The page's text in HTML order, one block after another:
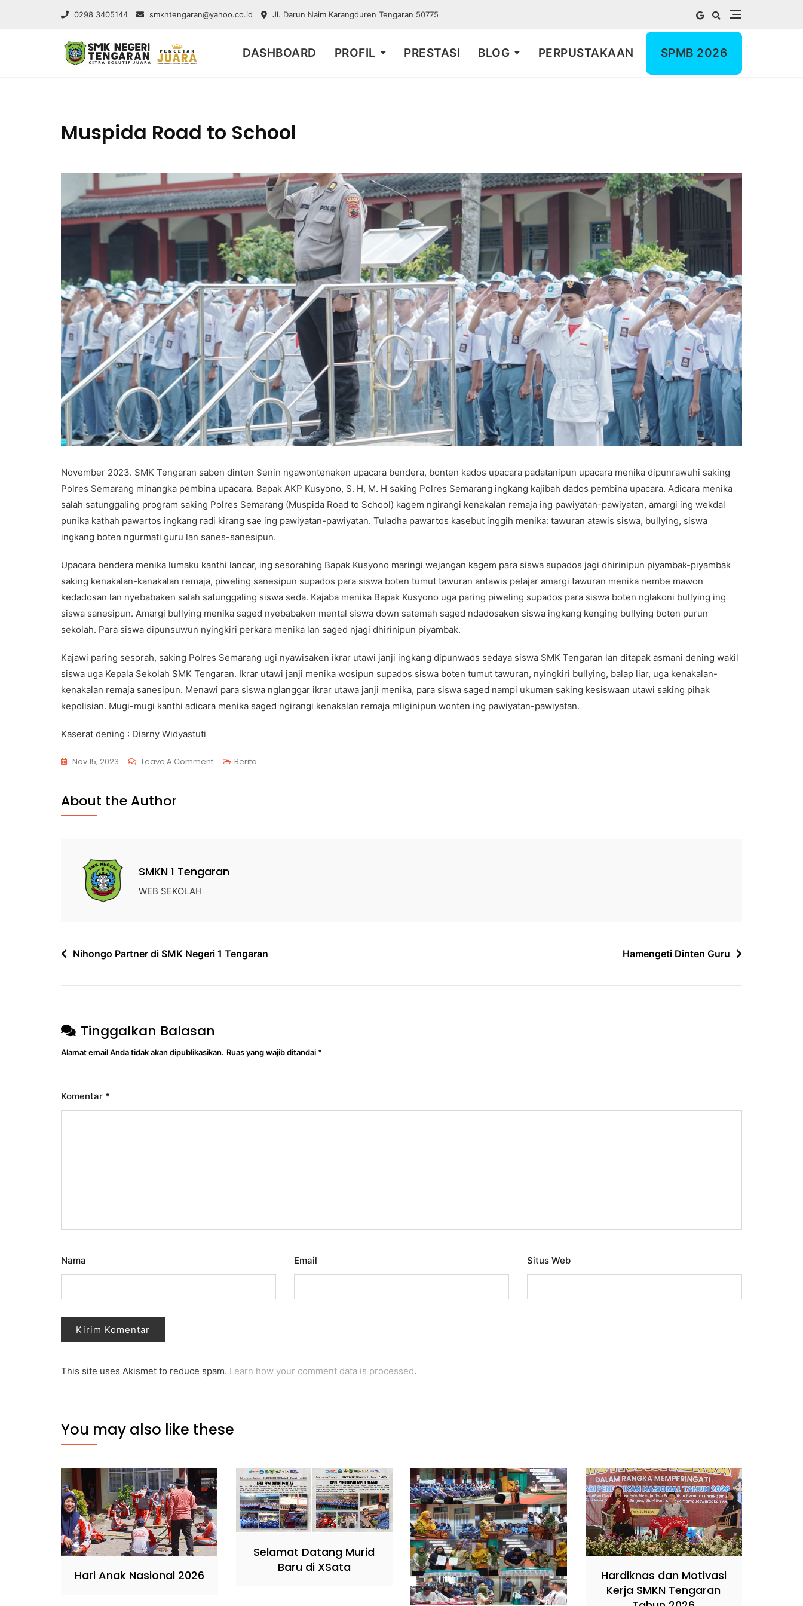
0298 3405144 smkntengaran@yahoo.co.id Jl. Darun Naim Karangduren Tengaran 50775
DASHBOARD PROFIL PRESTASI BLOG PERPUSTAKAAN SPMB 2026
Muspida Road to School
November 2023. SMK Tengaran saben dinten Senin ngawontenaken upacara bendera, bonten kados upacara padatanipun upacara menika dipunrawuhi saking
Polres Semarang minangka pembina upacara. Bapak AKP Kusyono, S. H, M. H saking Polres Semarang ingkang kajibah dados pembina upacara. Adicara menika
salah satunggaling program saking Polres Semarang (Muspida Road to School) kagem ngirangi kenakalan remaja ing pawiyatan-pawiyatan, amargi ing wekdal
punika kathah pawartos ingkang radi kirang sae ing pawiyatan-pawiyatan. Tuladha pawartos kasebut inggih menika: tawuran atawis siswa, bullying, siswa
ingkang boten ngurmati guru lan sanes-sanesipun.
Upacara bendera menika lumaku kanthi lancar, ing sesorahing Bapak Kusyono maringi wejangan kagem para siswa supados jagi dhirinipun piyambak-piyambak
saking kenakalan-kanakalan remaja, piweling sanesipun supados para siswa boten tumut tawuran antawis pelajar amargi tawuran menika nembe mawon
kedadosan lan nyebabaken salah satunggaling siswa seda. Kajaba menika Bapak Kusyono uga paring piweling supados para siswa boten nglakoni bullying ing
siswa sanesipun. Amargi bullying menika saged nyebabaken mental siswa down satemah saged ndadosaken siswa ingkang kenging bullying boten purun
sekolah. Para siswa dipunsuwun nyingkiri perkara menika lan saged njagi dhirinipun piyambak.
Kajawi paring sesorah, saking Polres Semarang ugi nyawisaken ikrar utawi janji ingkang dipunwaos sedaya siswa SMK Tengaran lan ditapak asmani dening wakil
siswa uga Kepala Sekolah SMK Tengaran. Ikrar utawi janji menika wosipun supados siswa boten tumut tawuran, nyingkiri bullying, balap liar, uga kenakalan-
kenakalan remaja sanesipun. Menawi para siswa nglanggar ikrar utawa janji menika, para siswa saged nampi ukuman saking kesiswaan utawi saking pihak
kepolisian. Mugi-mugi kanthi adicara menika saged ngirangi kenakalan remaja mliginipun wonten ing pawiyatan-pawiyatan.
Kaserat dening : Diarny Widyastuti
Nov 15, 2023 Leave A Comment Berita
About the Author
SMKN 1 Tengaran
WEB SEKOLAH
Nihongo Partner di SMK Negeri 1 Tengaran Hamengeti Dinten Guru
Tinggalkan Balasan
Alamat email Anda tidak akan dipublikasikan. Ruas yang wajib ditandai *
Komentar *
Nama Email Situs Web
This site uses Akismet to reduce spam. Learn how your comment data is processed.
You may also like these
Hari Anak Nasional 2026
Selamat Datang Murid
Baru di XSata
Hardiknas dan Motivasi
Kerja SMKN Tengaran